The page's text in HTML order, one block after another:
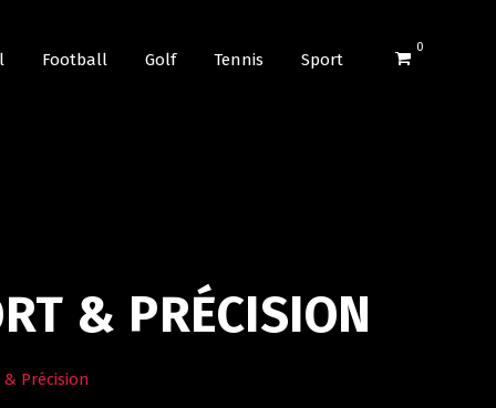
0
Football Golf Tennis Sport
& PRÉCISION
Précision